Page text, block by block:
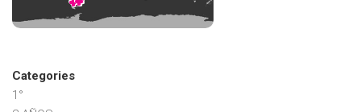
Categories
1°